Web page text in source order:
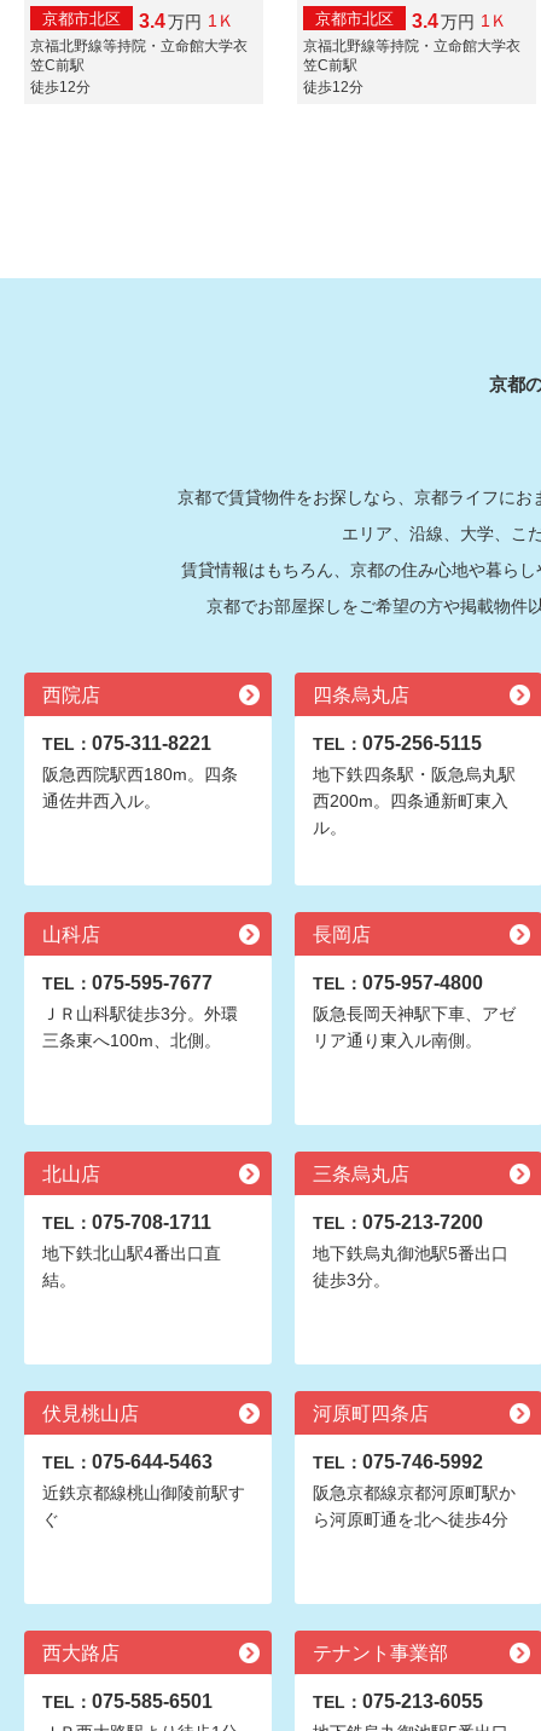
京都市北区 3.4万円 1Ｋ
京福北野線等持院・立命館大学衣
笠C前駅
徒歩12分
京都市北区 3.4万円 1Ｋ
京福北野線等持院・立命館大学衣
笠C前駅
徒歩12分
京都
京都で賃貸物件をお探しなら、京都ライフに
エリア、沿線、大学、こ
賃貸情報はもちろん、京都の住み心地や暮ら
京都でお部屋探しをご希望の方や掲載物件
西院店
TEL： 075-311-8221
阪急西院駅西180m。四条
通佐井西入ル。
四条烏丸店
TEL： 075-256-5115
地下鉄四条駅・阪急烏丸駅
西200m。四条通新町東入
ル。
山科店
TEL： 075-595-7677
ＪＲ山科駅徒歩3分。外環
三条東へ100m、北側。
長岡店
TEL： 075-957-4800
阪急長岡天神駅下車、アゼ
リア通り東入ル南側。
北山店
TEL： 075-708-1711
地下鉄北山駅4番出口直
結。
三条烏丸店
TEL： 075-213-7200
地下鉄烏丸御池駅5番出口
徒歩3分。
伏見桃山店
TEL： 075-644-5463
近鉄京都線桃山御陵前駅す
ぐ
河原町四条店
TEL： 075-746-5992
阪急京都線京都河原町駅か
ら河原町通を北へ徒歩4分
西大路店
TEL： 075-585-6501
テナント事業部
TEL： 075-213-6055